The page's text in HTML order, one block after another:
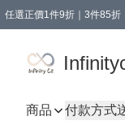
任選正價1件9折｜3件85折
商品 付款方式